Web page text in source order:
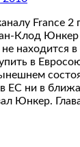
France 2
Клод Юнкер
находится
в
в ЕС ни в
Юнкер.